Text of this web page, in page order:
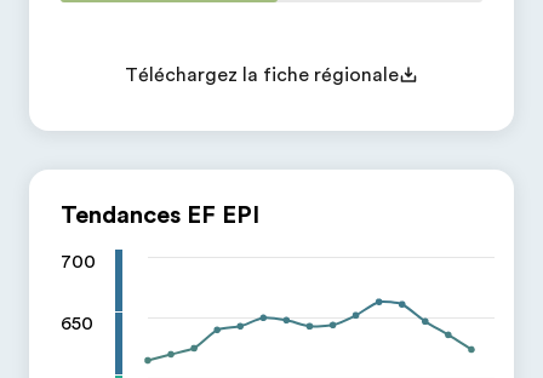
Téléchargez la fiche régionale
Tendances EF EPI
700
650